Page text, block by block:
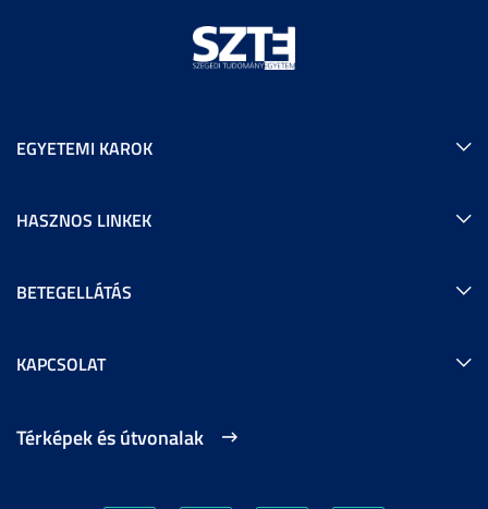
EGYETEMI KAROK
HASZNOS LINKEK
BETEGELLÁTÁS
KAPCSOLAT
Térképek és útvonalak